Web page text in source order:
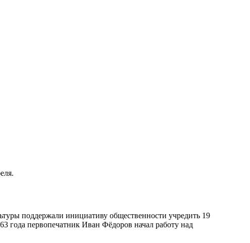
поддержали инициативу общественности учредить 19
года первопечатник Иван Фёдоров начал работу над